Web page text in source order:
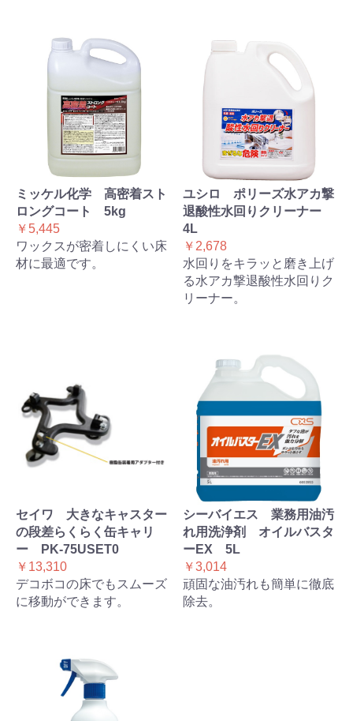
ミッケル化学 高密着スト
ロングコート 5kg
￥5,445
ワックスが密着しにくい床
材に最適です。
ユシロ ポリーズ水アカ撃
退酸性水回りクリーナー
4L
￥2,678
水回りをキラッと磨き上げ
る水アカ撃退酸性水回りク
リーナー。
セイワ 大きなキャスター
の段差らくらく缶キャリ
ー PK-75USET0
￥13,310
デコボコの床でもスムーズ
に移動ができます。
シーバイエス 業務用油汚
れ用洗浄剤 オイルバスタ
ーEX 5L
￥3,014
頑固な油汚れも簡単に徹底
除去。